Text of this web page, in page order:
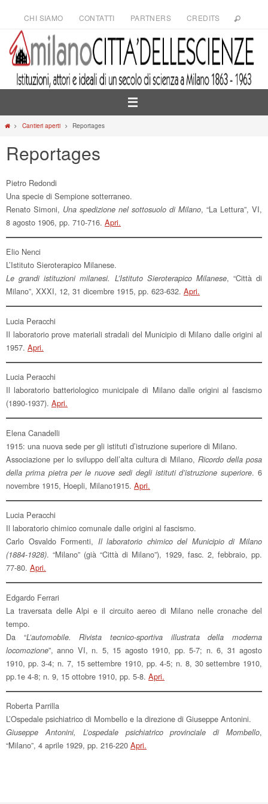
contenuto
CHI SIAMO CONTATTI PARTNERS CREDITS
HomeCantieri aperti Reportages
Reportages
Pietro Redondi
Una specie di Sempione sotterraneo.
Renato Simoni, Una spedizione nel sottosuolo di Milano, “La Lettura”, VI,
8 agosto 1906, pp. 710-716. Apri.
Elio Nenci
L’Istituto Sieroterapico Milanese.
Le grandi istituzioni milanesi. L’Istituto Sieroterapico Milanese, “Città di
Milano”, XXXI, 12, 31 dicembre 1915, pp. 623-632. Apri.
Lucia Peracchi
Il laboratorio prove materiali stradali del Municipio di Milano dalle origini al
1957. Apri.
Lucia Peracchi
Il laboratorio batteriologico municipale di Milano dalle origini al fascismo
(1890-1937). Apri.
Elena Canadelli
1915: una nuova sede per gli istituti d’istruzione superiore di Milano.
Associazione per lo sviluppo dell’alta cultura di Milano,Ricordo della posa
della prima pietra per le nuove sedi degli istituti d’istruzione superiore. 6
novembre 1915, Hoepli, Milano1915. Apri.
Lucia Peracchi
Il laboratorio chimico comunale dalle origini al fascismo.
Carlo Osvaldo Formenti, Il laboratorio chimico del Municipio di Milano
(1884-1928). “Milano” (già “Città di Milano”), 1929, fasc. 2, febbraio, pp.
77-80. Apri.
Edgardo Ferrari
La traversata delle Alpi e il circuito aereo di Milano nelle cronache del
tempo.
Da “L’automobile. Rivista tecnico-sportiva illustrata della moderna
locomozione”, anno VI, n. 5, 15 agosto 1910, pp. 5-7; n. 6, 31 agosto
1910, pp. 3-4; n. 7, 15 settembre 1910, pp. 4-5; n. 8, 30 settembre 1910,
pp.1e 4-8; n. 9, 15 ottobre 1910, pp. 5-8. Apri.
Roberta Parrilla
L’Ospedale psichiatrico di Mombello e la direzione di Giuseppe Antonini.
Giuseppe Antonini, L’ospedale psichiatrico provinciale di Mombello,
“Milano”, 4 aprile 1929, pp. 216-220 Apri.